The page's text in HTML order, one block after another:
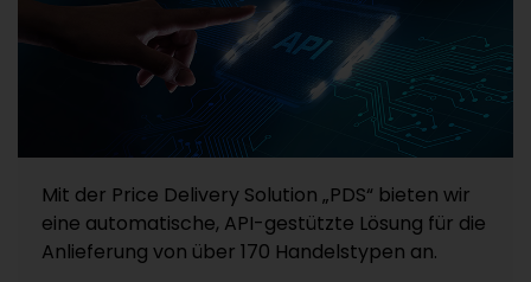
Mit der Price Delivery Solution „PDS“ bieten wir
eine automatische, API-gestützte Lösung für die
Anlieferung von über 170 Handelstypen an.